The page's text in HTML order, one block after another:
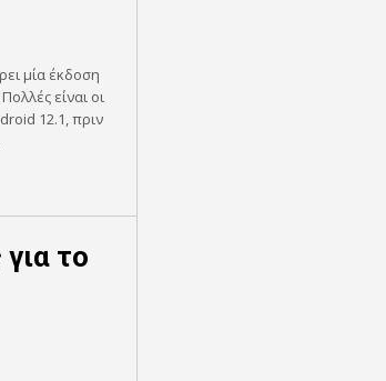
μία έκδοση
είναι οι
12.1, πριν
το